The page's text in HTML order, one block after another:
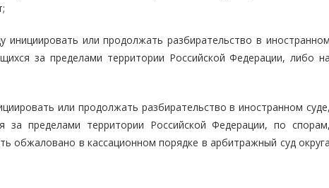
инициировать или продолжать разбирательство в иностранном
за пределами территории Российской Федерации, либо на
или продолжать разбирательство в иностранном суде,
пределами территории Российской Федерации, по спорам,
обжаловано в кассационном порядке в арбитражный суд округа